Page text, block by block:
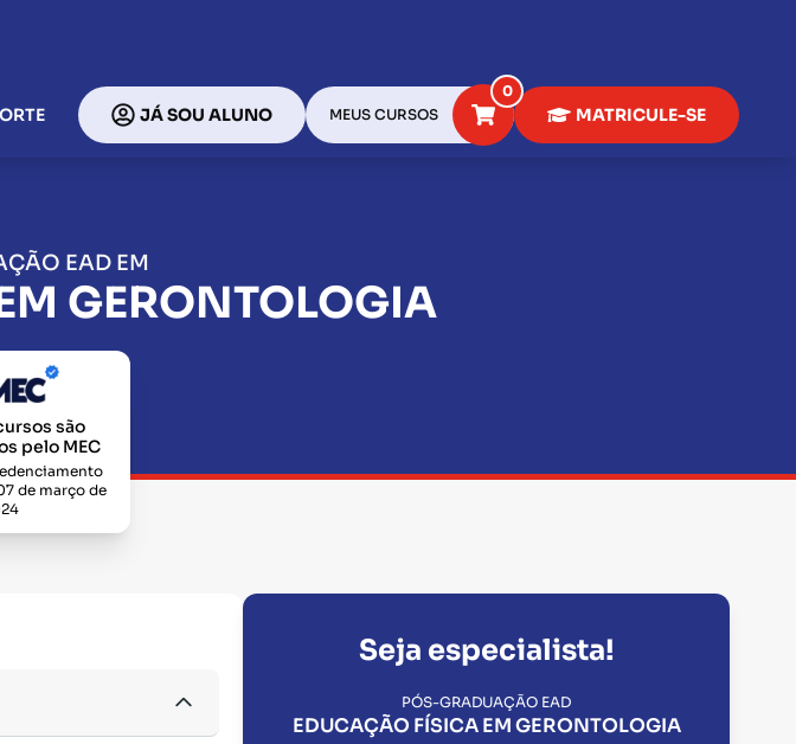
JÁ SOU ALUNO MEUS CURSOS
0
MATRICULE-SE
EAD EM
GERONTOLOGIA
são
pelo MEC
de março de
Seja especialista!
PÓS-GRADUAÇÃO EAD
EDUCAÇÃO FÍSICA EM GERONTOLOGIA